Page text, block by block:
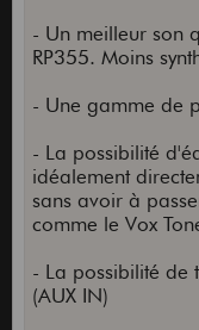
- Un meilleur son
RP355. Moins
- Une gamme de
- La possibilité
idéalement
sans avoir à
comme le Vox
- La possibilité de
(AUX IN)